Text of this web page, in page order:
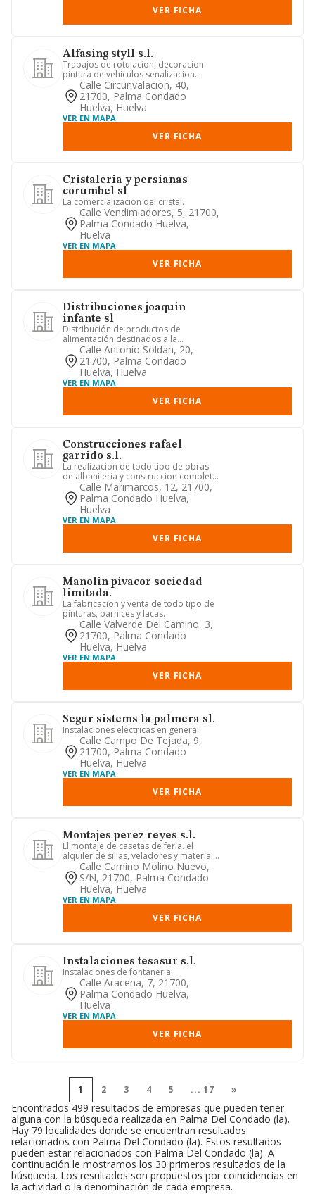
VER FICHA
Alfasing styll s.l.
Trabajos de rotulacion, decoracion.
pintura de vehiculos senalizacion
aerografia y en general todo ...
Calle Circunvalacion, 40,
21700, Palma Condado
Huelva, Huelva
VER EN MAPA
VER FICHA
Cristaleria y persianas
corumbel sl
La comercializacion del cristal.
Calle Vendimiadores, 5, 21700,
Palma Condado Huelva,
Huelva
VER EN MAPA
VER FICHA
Distribuciones joaquin
infante sl
Distribución de productos de
alimentación destinados a la
restauración
Calle Antonio Soldan, 20,
21700, Palma Condado
Huelva, Huelva
VER EN MAPA
VER FICHA
Construcciones rafael
garrido s.l.
La realizacion de todo tipo de obras
de albanileria y construccion completa
de edificios, y cualqui...
Calle Marimarcos, 12, 21700,
Palma Condado Huelva,
Huelva
VER EN MAPA
VER FICHA
Manolin pivacor sociedad
limitada.
La fabricacion y venta de todo tipo de
pinturas, barnices y lacas.
Calle Valverde Del Camino, 3,
21700, Palma Condado
Huelva, Huelva
VER EN MAPA
VER FICHA
Segur sistems la palmera sl.
Instalaciones eléctricas en general.
Calle Campo De Tejada, 9,
21700, Palma Condado
Huelva, Huelva
VER EN MAPA
VER FICHA
Montajes perez reyes s.l.
El montaje de casetas de feria. el
alquiler de sillas, veladores y material
de festejos y celebraci...
Calle Camino Molino Nuevo,
S/n, 21700, Palma Condado
Huelva, Huelva
VER EN MAPA
VER FICHA
Instalaciones tesasur s.l.
Instalaciones de fontaneria
Calle Aracena, 7, 21700,
Palma Condado Huelva,
Huelva
VER EN MAPA
VER FICHA
1 2 3 4 5 ...17 »
Encontrados 499 resultados de empresas que pueden tener
alguna con la búsqueda realizada en Palma Del Condado (la).
Hay 79 localidades donde se encuentran resultados
relacionados con Palma Del Condado (la). Estos resultados
pueden estar relacionados con Palma Del Condado (la). A
continuación le mostramos los 30 primeros resultados de la
búsqueda. Los resultados son propuestos por coincidencias en
la actividad o la denominación de cada empresa.